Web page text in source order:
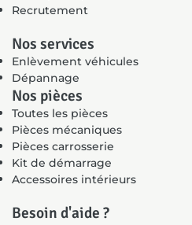
Recrutement
Nos services
Enlèvement véhicules
Dépannage
Nos pièces
Toutes les pièces
Pièces mécaniques
Pièces carrosserie
Kit de démarrage
Accessoires intérieurs
Besoin d'aide ?